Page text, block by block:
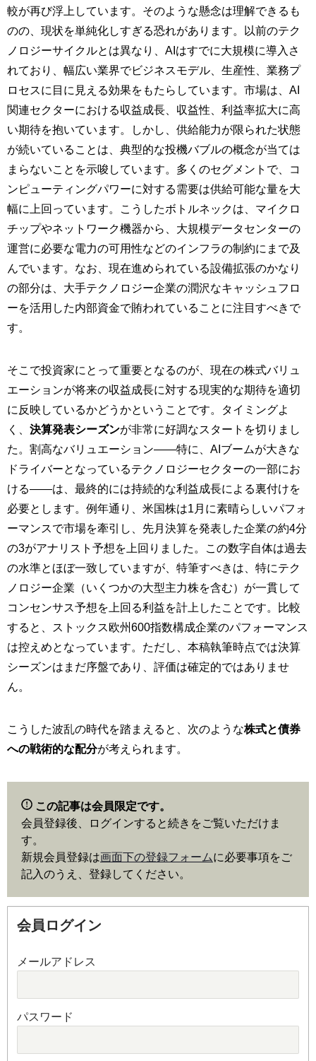
較が再び浮上しています。そのような懸念は理解できるも
のの、現状を単純化しすぎる恐れがあります。以前のテク
ノロジーサイクルとは異なり、AIはすでに大規模に導入さ
れており、幅広い業界でビジネスモデル、生産性、業務プ
ロセスに目に見える効果をもたらしています。市場は、AI
関連セクターにおける収益成長、収益性、利益率拡大に高
い期待を抱いています。しかし、供給能力が限られた状態
が続いていることは、典型的な投機バブルの概念が当ては
まらないことを示唆しています。多くのセグメントで、コ
ンピューティングパワーに対する需要は供給可能な量を大
幅に上回っています。こうしたボトルネックは、マイクロ
チップやネットワーク機器から、大規模データセンターの
運営に必要な電力の可用性などのインフラの制約にまで及
んでいます。なお、現在進められている設備拡張のかなり
の部分は、大手テクノロジー企業の潤沢なキャッシュフロ
ーを活用した内部資金で賄われていることに注目すべきで
す。
そこで投資家にとって重要となるのが、現在の株式バリュ
エーションが将来の収益成長に対する現実的な期待を適切
に反映しているかどうかということです。タイミングよ
く、 決算発表シーズンが非常に好調なスタートを切りまし
た。割高なバリュエーション——特に、AIブームが大きな
ドライバーとなっているテクノロジーセクターの一部にお
ける——は、最終的には持続的な利益成長による裏付けを
必要とします。例年通り、米国株は1月に素晴らしいパフォ
ーマンスで市場を牽引し、先月決算を発表した企業の約4分
の3がアナリスト予想を上回りました。この数字自体は過去
の水準とほぼ一致していますが、特筆すべきは、特にテク
ノロジー企業（いくつかの大型主力株を含む）が一貫して
コンセンサス予想を上回る利益を計上したことです。比較
すると、ストックス欧州600指数構成企業のパフォーマンス
は控えめとなっています。ただし、本稿執筆時点では決算
シーズンはまだ序盤であり、評価は確定的ではありませ
ん。
こうした波乱の時代を踏まえると、次のような株式と債券
への戦術的な配分が考えられます。
この記事は会員限定です。
会員登録後、ログインすると続きをご覧いただけま
す。
新規会員登録は画面下の登録フォームに必要事項をご
記入のうえ、登録してください。
会員ログイン
メールアドレス
パスワード